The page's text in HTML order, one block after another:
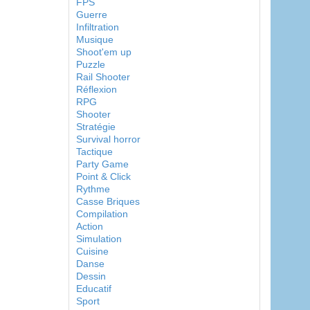
Guerre
Infiltration
Musique
Shoot'em up
Puzzle
Rail Shooter
Réflexion
RPG
Shooter
Stratégie
Survival horror
Tactique
Party Game
Point & Click
Rythme
Casse Briques
Compilation
Action
Simulation
Cuisine
Danse
Dessin
Educatif
Sport